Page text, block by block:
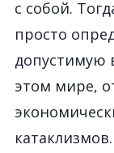
с собой.
просто
допустимую
этом мире,